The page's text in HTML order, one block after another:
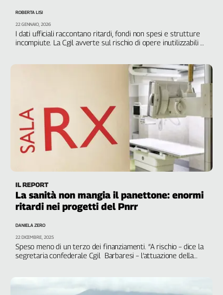
I dati ufficiali raccontano ritardi, fondi non spesi e strutture
incompiute. La Cgil avverte sul rischio di opere inutilizzabili e
ROBERTA LISI
22 GENNAIO, 2026
IL REPORT
La sanità non mangia il panettone: enormi
ritardi nei progetti del Pnrr
Speso meno di un terzo dei finanziamenti. “A rischio – dice la
segretaria confederale Cgil Barbaresi – l’attuazione della
DANIELA ZERO
22 DICEMBRE, 2025